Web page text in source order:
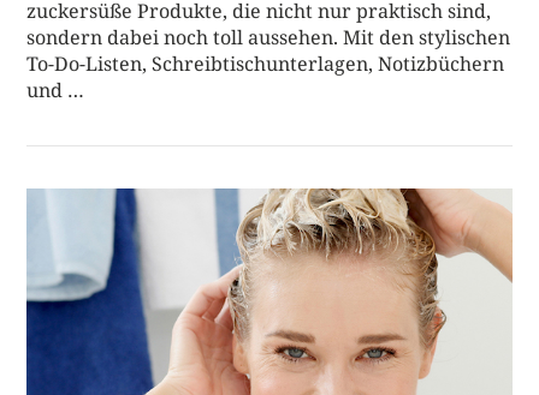
BEITRAG LESEN
zuckersüße Produkte, die nicht nur praktisch sind,
sondern dabei noch toll aussehen. Mit den stylischen
To-Do-Listen, Schreibtischunterlagen, Notizbüchern
und …